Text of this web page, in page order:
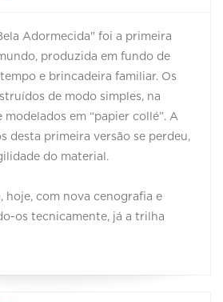
Adormecida" foi a primeira
produzida em fundo de
e brincadeira familiar. Os
de modo simples, na
modelados em “papier collé”. A
desta primeira versão se perdeu,
do material.⁣⁣⁣
hoje, com nova cenografia e
os tecnicamente, já a trilha